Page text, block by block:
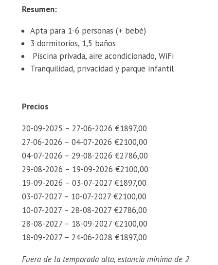
Resumen:
Apta para 1-6 personas (+ bebé)
3 dormitorios, 1,5 baños
Piscina privada, aire acondicionado, WiFi
Tranquilidad, privacidad y parque infantil
Precios
20-09-2025 – 27-06-2026 €1897,00
27-06-2026 – 04-07-2026 €2100,00
04-07-2026 – 29-08-2026 €2786,00
29-08-2026 – 19-09-2026 €2100,00
19-09-2026 – 03-07-2027 €1897,00
03-07-2027 – 10-07-2027 €2100,00
10-07-2027 – 28-08-2027 €2786,00
28-08-2027 – 18-09-2027 €2100,00
18-09-2027 – 24-06-2028 €1897,00
Fuera de la temporada alta, estancia mínima de 2